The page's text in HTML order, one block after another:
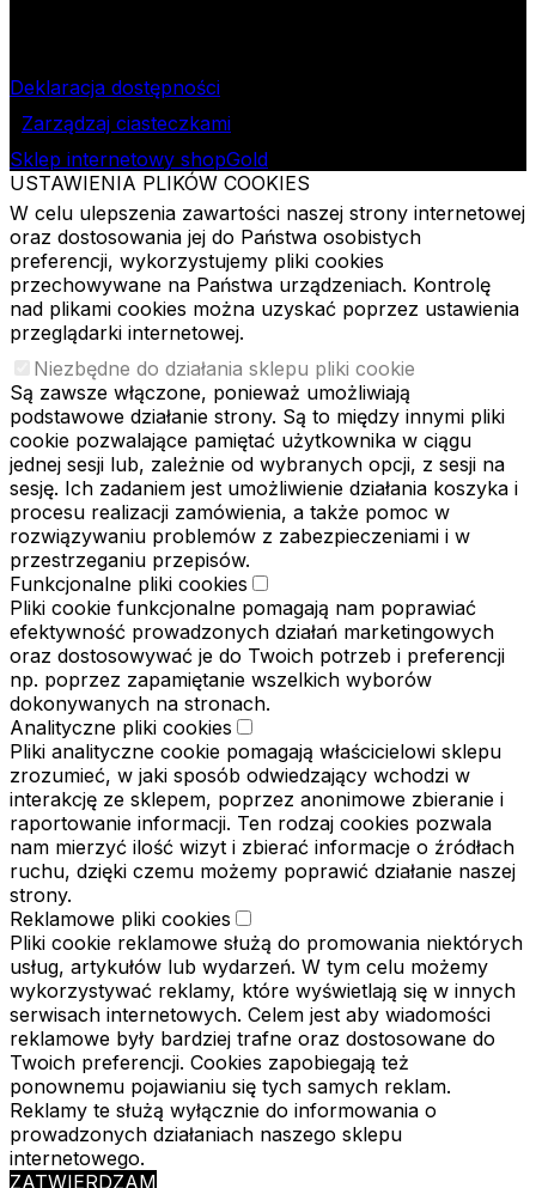
Deklaracja dostępności
Zarządzaj ciasteczkami
Sklep internetowy shopGold
USTAWIENIA PLIKÓW COOKIES
W celu ulepszenia zawartości naszej strony internetowej
oraz dostosowania jej do Państwa osobistych
preferencji, wykorzystujemy pliki cookies
przechowywane na Państwa urządzeniach. Kontrolę
nad plikami cookies można uzyskać poprzez ustawienia
przeglądarki internetowej.
Niezbędne do działania sklepu pliki cookie
Są zawsze włączone, ponieważ umożliwiają
podstawowe działanie strony. Są to między innymi pliki
cookie pozwalające pamiętać użytkownika w ciągu
jednej sesji lub, zależnie od wybranych opcji, z sesji na
sesję. Ich zadaniem jest umożliwienie działania koszyka i
procesu realizacji zamówienia, a także pomoc w
rozwiązywaniu problemów z zabezpieczeniami i w
przestrzeganiu przepisów.
Funkcjonalne pliki cookies
Pliki cookie funkcjonalne pomagają nam poprawiać
efektywność prowadzonych działań marketingowych
oraz dostosowywać je do Twoich potrzeb i preferencji
np. poprzez zapamiętanie wszelkich wyborów
dokonywanych na stronach.
Analityczne pliki cookies
Pliki analityczne cookie pomagają właścicielowi sklepu
zrozumieć, w jaki sposób odwiedzający wchodzi w
interakcję ze sklepem, poprzez anonimowe zbieranie i
raportowanie informacji. Ten rodzaj cookies pozwala
nam mierzyć ilość wizyt i zbierać informacje o źródłach
ruchu, dzięki czemu możemy poprawić działanie naszej
strony.
Reklamowe pliki cookies
Pliki cookie reklamowe służą do promowania niektórych
usług, artykułów lub wydarzeń. W tym celu możemy
wykorzystywać reklamy, które wyświetlają się w innych
serwisach internetowych. Celem jest aby wiadomości
reklamowe były bardziej trafne oraz dostosowane do
Twoich preferencji. Cookies zapobiegają też
ponownemu pojawianiu się tych samych reklam.
Reklamy te służą wyłącznie do informowania o
prowadzonych działaniach naszego sklepu
internetowego.
ZATWIERDZAM